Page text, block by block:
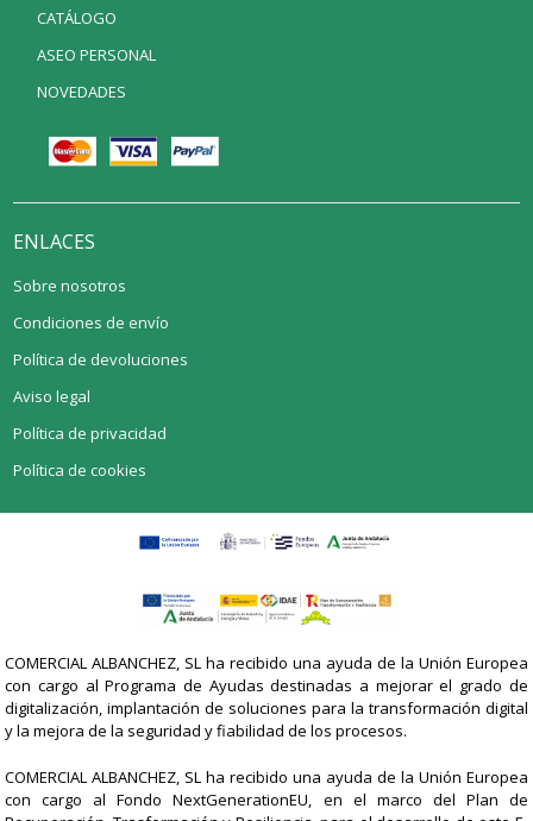
CATÁLOGO
ASEO PERSONAL
NOVEDADES
ENLACES
Sobre nosotros
Condiciones de envío
Política de devoluciones
Aviso legal
Política de privacidad
Política de cookies
COMERCIAL ALBANCHEZ, SL ha recibido una ayuda de la Unión Europea
con cargo al Programa de Ayudas destinadas a mejorar el grado de
digitalización, implantación de soluciones para la transformación digital
y la mejora de la seguridad y fiabilidad de los procesos.
COMERCIAL ALBANCHEZ, SL ha recibido una ayuda de la Unión Europea
con cargo al Fondo NextGenerationEU, en el marco del Plan de